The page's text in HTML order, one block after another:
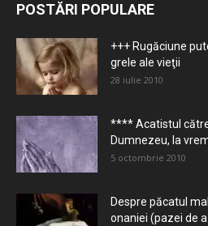
POSTĂRI POPULARE
+++ Rugăciune
grele ale vieţii
28 iulie 2010
**** Acatistul
Dumnezeu, la
5 octombrie 2010
Despre păcatul
onaniei (pazei de a